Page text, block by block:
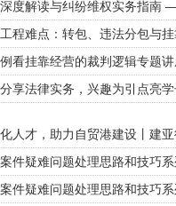
程难点：转包、违法分包与
看挂靠经营的裁判逻辑专题讲
人才，助力自贸港建设丨建
件疑难问题处理思路和技巧系
件疑难问题处理思路和技巧系